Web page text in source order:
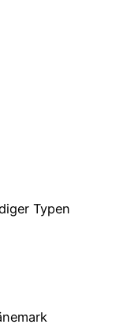
Typen